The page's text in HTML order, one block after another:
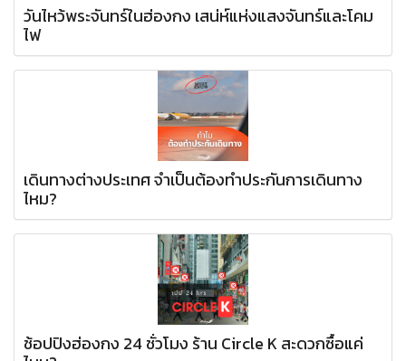
วันไหว้พระจันทร์ในฮ่องกง เสน่ห์แห่งแสงจันทร์และโคม
ไฟ
เดินทางต่างประเทศ จำเป็นต้องทำประกันการเดินทาง
ไหม?
ช้อปปิงฮ่องกง 24 ชั่วโมง ร้าน Circle K สะดวกซื้อแค่